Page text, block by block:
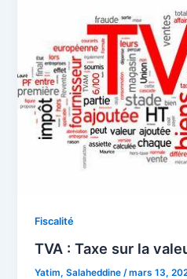
Fiscalité
TVA : Taxe sur la
Yatim, Salaheddine /mars 13,